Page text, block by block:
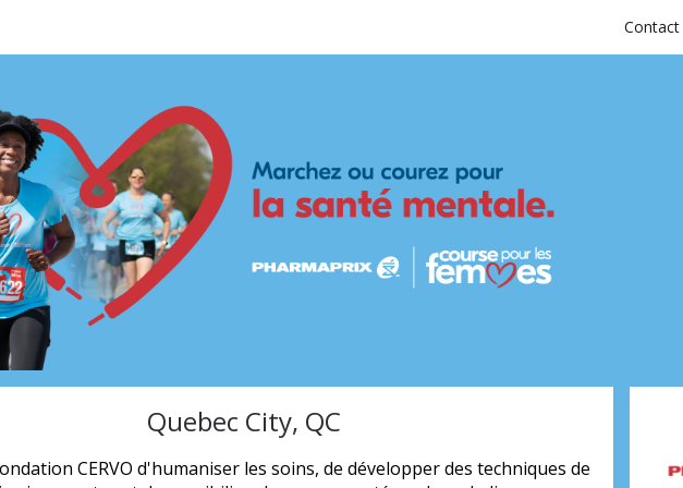
Contact
Run for Women - Quebec City 2026
Quebec City, QC
CERVO d'humaniser les soins, de développer des techniques de